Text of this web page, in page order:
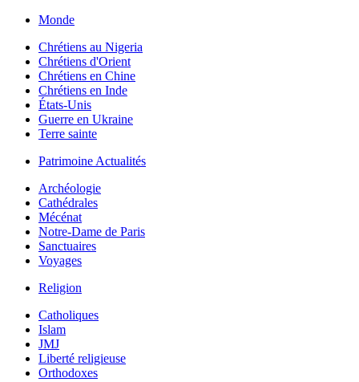
Monde
Chrétiens au Nigeria
Chrétiens d'Orient
Chrétiens en Chine
Chrétiens en Inde
États-Unis
Guerre en Ukraine
Terre sainte
Patrimoine Actualités
Archéologie
Cathédrales
Mécénat
Notre-Dame de Paris
Sanctuaires
Voyages
Religion
Catholiques
Islam
JMJ
Liberté religieuse
Orthodoxes